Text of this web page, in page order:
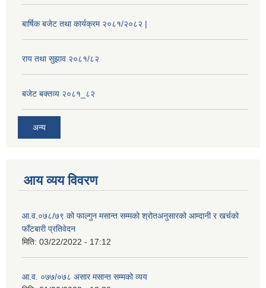
बार्षिक बजेट तथा कार्यक्रम २०८१/२०८२ |
राय तथा सुझाव २०८१/८२
बजेट बक्तव्य २०८१_८२
अन्य
आय व्यय विवरण
आ.व.०७८/७९ को फाल्गुन मसान्त सम्मको श्रोतअनुसारको आम्दानी र खर्चको
फाँटबारी प्रतिवेदन
मिति: 03/22/2022 - 17:12
आ.व. ०७७/०७८ असार मसान्त सम्मको व्यय